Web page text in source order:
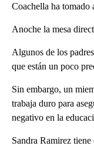
Coachella ha tomado
Anoche la mesa
Algunos de los
que están un poco
Sin embargo, un
trabaja duro para
negativo en la
Sandra Ramirez